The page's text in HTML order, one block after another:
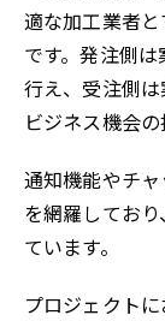
適な加工業者
です。発注側
行え、受注側は
ビジネス機会の
通知機能やチ
を網羅してお
ています。
プロジェクト